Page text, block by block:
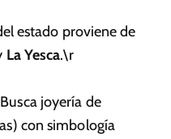
estado proviene de
La Yesca.\r
Busca joyería de
con simbología